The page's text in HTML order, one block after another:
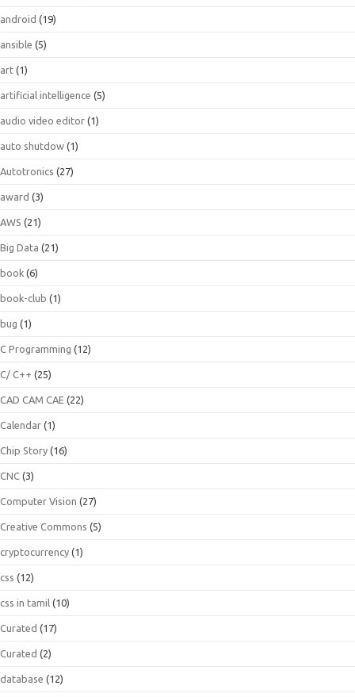
android (19)
ansible (5)
art (1)
artificial intelligence (5)
audio video editor (1)
auto shutdow (1)
Autotronics (27)
award (3)
AWS (21)
Big Data (21)
book (6)
book-club (1)
bug (1)
C Programming (12)
C/ C++ (25)
CAD CAM CAE (22)
Calendar (1)
Chip Story (16)
CNC (3)
Computer Vision (27)
Creative Commons (5)
cryptocurrency (1)
css (12)
css in tamil (10)
Curated (17)
Curated (2)
database (12)